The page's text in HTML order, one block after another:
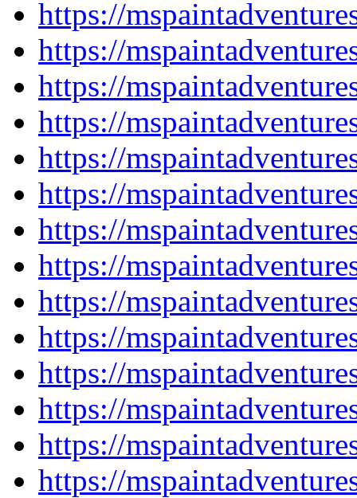
https://
https://
https://
https://
https://
https://
https://
https://
https://
https://
https://
https://
https://
https://